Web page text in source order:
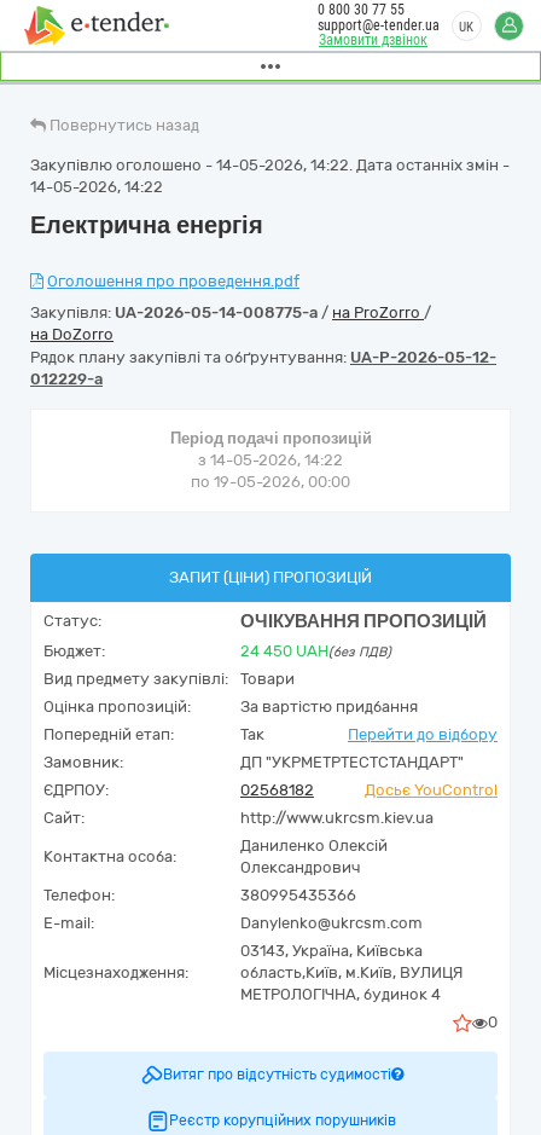
Замовити дзвінок
0 800 30 77 55
support@e-tender.ua
UK
Повернутись назад
Закупівлю оголошено - 14-05-2026, 14:22. Дата останніх змін -
14-05-2026, 14:22
Електрична енергія
Оголошення про проведення.pdf
Закупівля: UA-2026-05-14-008775-a / на ProZorro /
на DoZorro
Рядок плану закупівлі та обґрунтування: UA-P-2026-05-12-
012229-a
Період подачі пропозицій
з 14-05-2026, 14:22
по 19-05-2026, 00:00
ЗАПИТ (ЦІНИ) ПРОПОЗИЦІЙ
Статус: ОЧІКУВАННЯ ПРОПОЗИЦІЙ
Бюджет: 24 450 UAH(без ПДВ)
Вид предмету закупівлі:
Товари
Оцінка пропозицій:
За вартістю придбання
Попередній етап:
Так
Перейти до відбору
Замовник:
ДП "УКРМЕТРТЕСТСТАНДАРТ"
ЄДРПОУ:
02568182
Досьє YouControl
Сайт:
http://www.ukrcsm.kiev.ua
Контактна особа:
Даниленко Олексій
Олександрович
Телефон:
380995435366
E-mail:
Danylenko@ukrcsm.com
Місцезнаходження:
03143, Україна, Київська
область,Київ, м.Київ, ВУЛИЦЯ
МЕТРОЛОГІЧНА, будинок 4
0
Витяг про відсутність судимості
Реєстр корупційних порушників